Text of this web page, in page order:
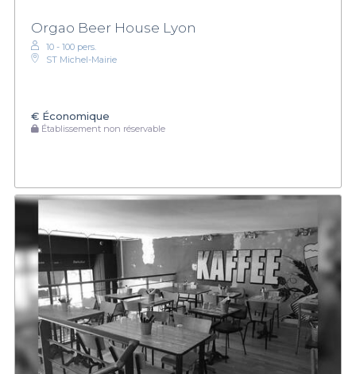
Orgao Beer House Lyon
10 - 100 pers.
ST Michel-Mairie
€ Économique
Établissement non réservable